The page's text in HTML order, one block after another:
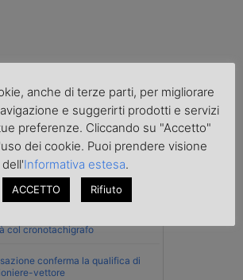
del Codice della Strada punta
di Prato assolto per infortunio
col cronotachigrafo
conferma la qualifica di
vettore
anche di terze parti, per migliorare
e suggerirti prodotti e servizi
preferenze. Cliccando su "Accetto"
dei cookie. Puoi prendere visione
dell'Informativa estesa.
ACCETTO Rifiuto